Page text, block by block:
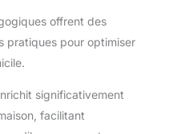
offrent des
pratiques pour optimiser
significativement
facilitant